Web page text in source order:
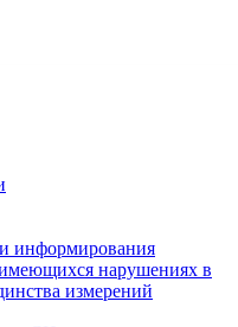
информирования
нарушениях в
измерений